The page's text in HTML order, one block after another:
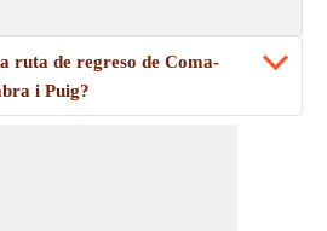
ruta de regreso de Coma-
i Puig?